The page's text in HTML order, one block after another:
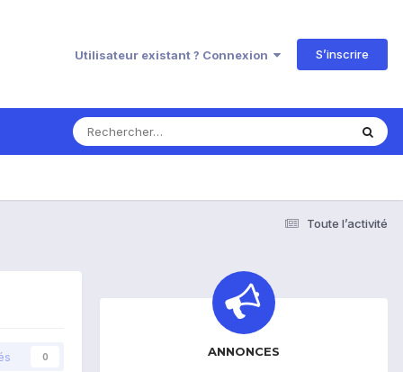
Utilisateur existant ? Connexion S’inscrire
Toute l’activité
0 ANNONCES